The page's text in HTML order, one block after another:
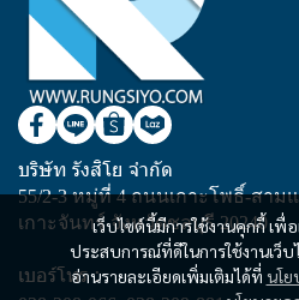
เว็บไซต์นี้มีการใช้งานคุกกี้ เ
ประสบการณ์ที่ดีในการใช้งานเว็
อ่านรายละเอียดเพิ่มเติมได้ที่ นโ
บริษัท รังสิโย จำกัด
55/2-3 หมู่ที่ 4 ถนนเกาะโพธิ์-สา
เกาะจันทร์ จังหวัดชลบุรี 20240
เบอร์โทร :